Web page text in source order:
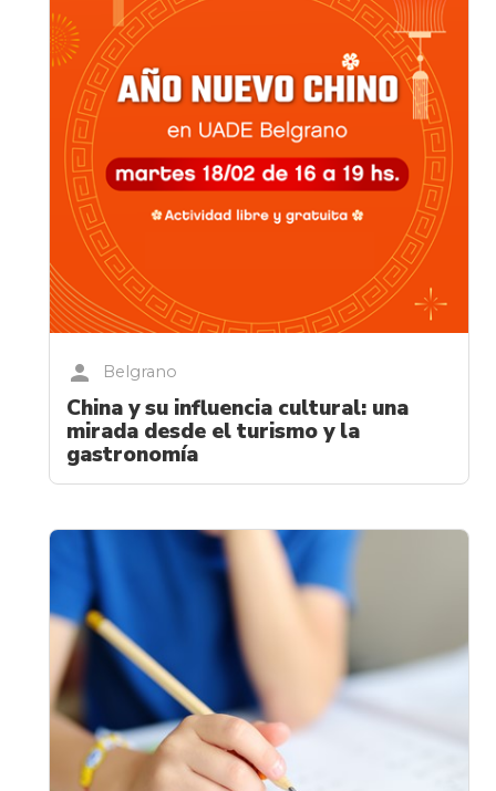
person Belgrano
China y su influencia cultural: una
mirada desde el turismo y la
gastronomía